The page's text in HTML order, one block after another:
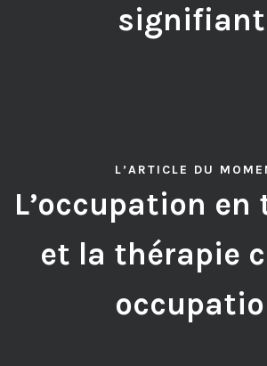
L’ARTICLE DU
L’occupation en
et la thérapie